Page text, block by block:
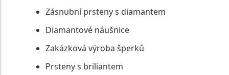
Zásnubní prsteny s diamantem
Diamantové náušnice
Zakázková výroba šperků
Prsteny s briliantem